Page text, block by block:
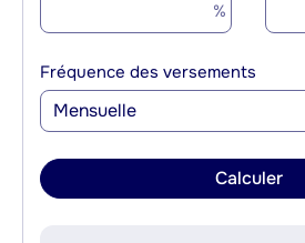
%
Fréquence des versements
Mensuelle
Calculer